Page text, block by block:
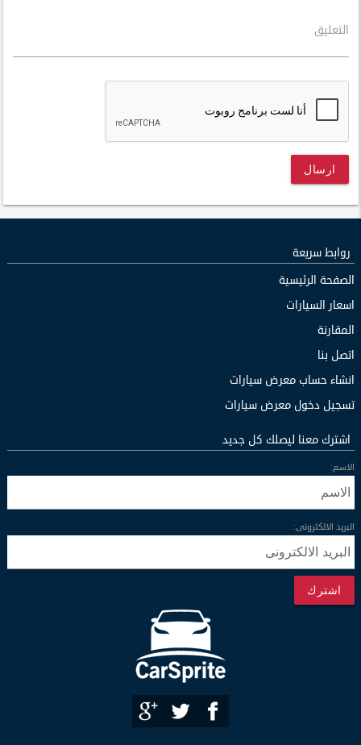
التعليق
ارسال
روابط سريعة
الصفحة الرئيسية
اسعار السيارات
المقارنة
اتصل بنا
انشاء حساب معرض سيارات
تسجيل دخول معرض سيارات
اشترك معنا ليصلك كل جديد
الاسم:
البريد الالكترونى:
اشترك